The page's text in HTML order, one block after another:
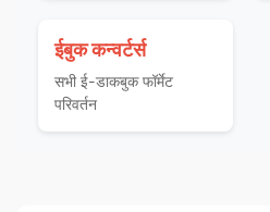
ईबुक कन्वर्टर्स
सभी ई-डाकबुक फॉर्मेट
परिवर्तन